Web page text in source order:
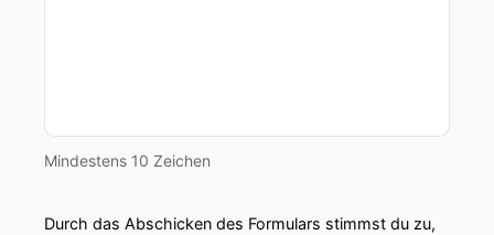
Mindestens 10 Zeichen
Durch das Abschicken des Formulars stimmst du zu,